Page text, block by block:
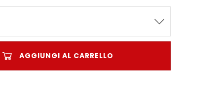
AGGIUNGI AL CARRELLO